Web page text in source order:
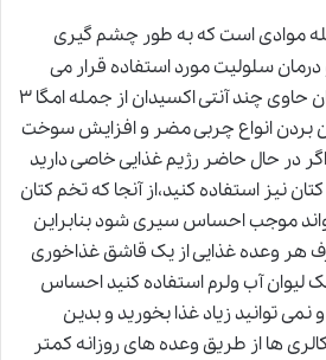
موادی است که به طور چشم گیری
سلولیت مورد استفاده قرار می
گیرد. باید گفت که دانه کتان حاوی چند آنتی اکسیدان از جمله امگا ۳
بردن انواع چربی مضر و افزایش سوخت
در حال حاضر رژیم غذایی خاصی دارید
نیز استفاده کنید،از آنجا که تخم کتان
موجب احساس سیری شود بنابراین
مصرف هر وعده غذایی از یک قاشق غذاخوری
لیوان آب ولرم استفاده کنید احساس
توانید زیاد غذا بخورید و بدین
ها از طریق وعده های روزانه کمتر